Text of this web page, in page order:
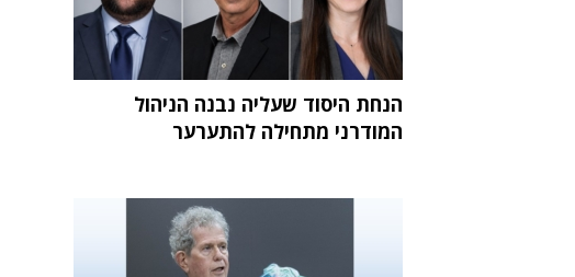
הנחת היסוד שעליה נבנה הניהול
המודרני מתחילה להתערער